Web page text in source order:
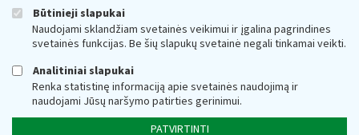
Būtinieji slapukai
Naudojami sklandžiam svetainės veikimui ir įgalina pagrindines
svetainės funkcijas. Be šių slapukų svetainė negali tinkamai veikti.
Analitiniai slapukai
Renka statistinę informaciją apie svetainės naudojimą ir
naudojami Jūsų naršymo patirties gerinimui.
PATVIRTINTI